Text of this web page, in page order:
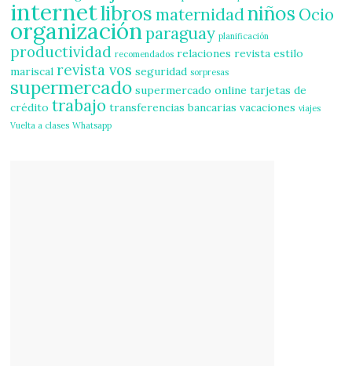
internetlibros maternidadniños Ocio
organizaciónparaguay planificación
productividad recomendados relaciones revista estilo
mariscal revista vos seguridad sorpresas
supermercado supermercado online tarjetas de
crédito trabajo transferencias bancarias vacaciones viajes
Vuelta a clases Whatsapp